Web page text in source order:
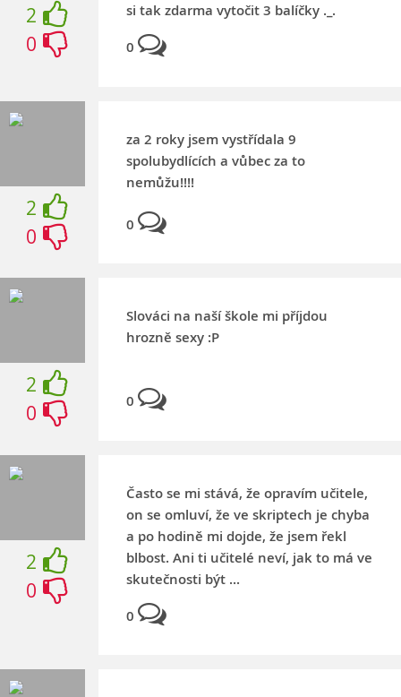
2
0
si tak zdarma vytočit 3 balíčky ._.
0
2
0
za 2 roky jsem vystřídala 9
spolubydlících a vůbec za to
nemůžu!!!!
0
2
0
Slováci na naší škole mi příjdou
hrozně sexy :P
0
2
0
Často se mi stává, že opravím učitele,
on se omluví, že ve skriptech je chyba
a po hodině mi dojde, že jsem řekl
blbost. Ani ti učitelé neví, jak to má ve
skutečnosti být ...
0